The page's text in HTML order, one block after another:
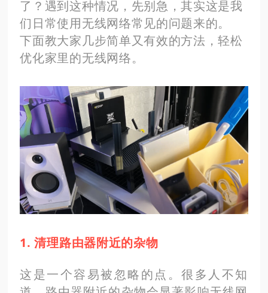
了？遇到这种情况，先别急，其实这是我
们日常使用无线网络常见的问题来的。
下面教大家几步简单又有效的方法，轻松
优化家里的无线网络。
1. 清理路由器附近的杂物
这是一个容易被忽略的点。很多人不知